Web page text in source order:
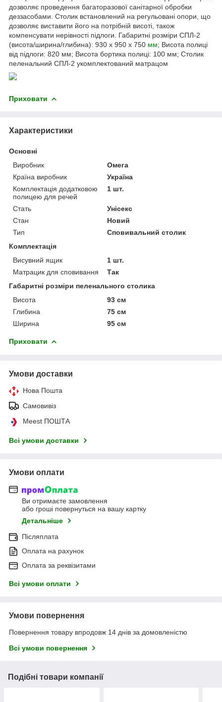
дозволяє проведення багаторазової санітарної обробки
деззасобами. Столик встановлений на регульовані опори, що
дозволяє виставити його на потрібній висоті, також
компенсувати нерівності підлоги. Габаритні розміри СПЛ-2
(висота/ширина/глибина): 930 х 950 х 750 мм; Висота полиці
від підлоги: 820 мм; Висота бортика полиці: 100 мм; Столик
пеленальний СПЛ-2 укомплектований матрацом
Приховати
Характеристики
Основні
Виробник
Омега
Країна виробник
Україна
Комплектація додатковою
полицею для речей
1 шт.
Стать
Унісекс
Стан
Новий
Тип
Сповивальний столик
Комплектація
Висувний ящик
1 шт.
Матрацик для сповивання
Так
Габаритні розміри пеленального столика
Висота
93 см
Глибина
75 см
Ширина
95 см
Приховати
Умови доставки
Нова Пошта
Самовивіз
Meest ПОШТА
Всі умови доставки
Умови оплати
Ви отримаєте замовлення
або гроші повернуться на вашу картку
Детальніше
Післяплата
Оплата на рахунок
Оплата за реквізитами
Всі умови оплати
Умови повернення
Повернення товару впродовж 14 днів за домовленістю
Всі умови повернення
Подібні товари компанії